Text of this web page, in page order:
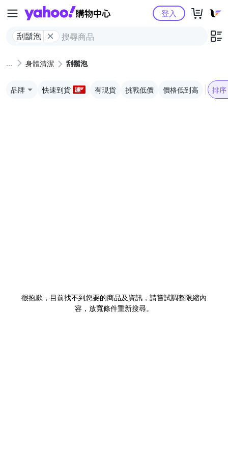
Yahoo購物中心
刮鬍泡
登入
身體清潔 刮鬍泡
品牌 快速到貨 有現貨 挑戰低價 價格低到高 排序
很抱歉，目前找不到您要的商品及資訊，請嘗試調整限縮內
容，放寬條件重新搜尋。